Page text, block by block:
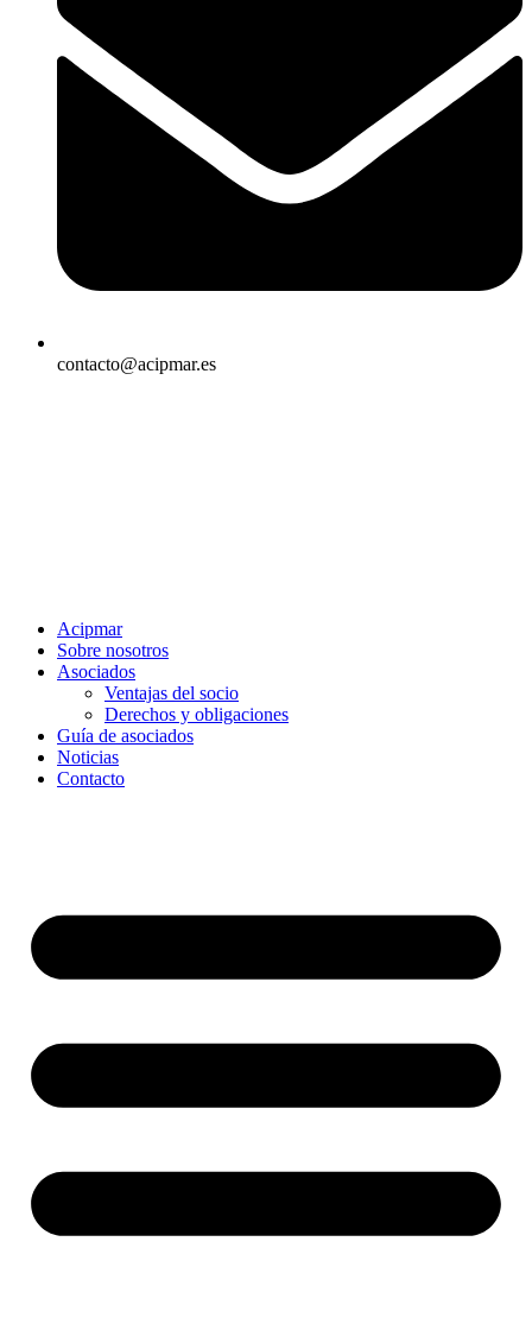
contacto@acipmar.es
Acipmar
Sobre nosotros
Asociados
Ventajas del socio
Derechos y obligaciones
Guía de asociados
Noticias
Contacto